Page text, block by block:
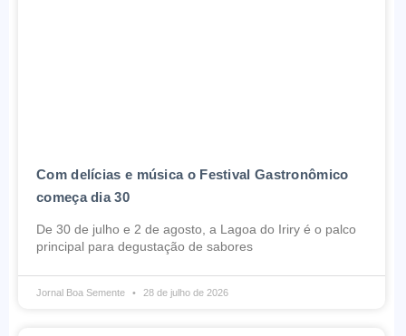
Com delícias e música o Festival Gastronômico
começa dia 30
De 30 de julho e 2 de agosto, a Lagoa do Iriry é o palco
principal para degustação de sabores
Jornal Boa Semente 28 de julho de 2026